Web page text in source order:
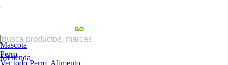
Mi tienda
Mascota
Perro
Ver todo Perro Alimento